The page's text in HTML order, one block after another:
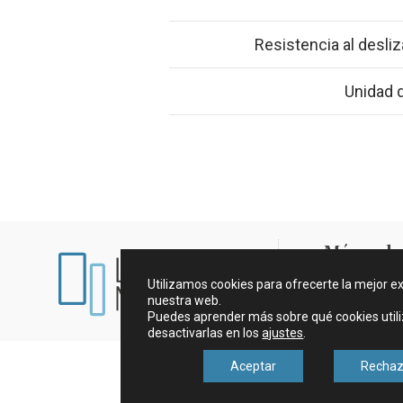
Resistencia al
Unidad
Aviso legal y
Utilizamos cookies para ofrecerte la mejor
nuestra web.
Puedes aprender más sobre qué cookies
desactivarlas en losajustes
Aceptar